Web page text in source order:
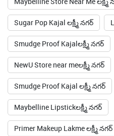
Smudge Proof Kajal లక్ష్మీ నగర్
Maybelline Lipstickలక్ష్మీ నగర్
Primer Makeup Lakme లక్ష్మీ నగర్
Nail Polish Remover లక్ష్మీ నగర్
Best beauty shops near me లక్ష్మీ
Cosmetic store near me లక్ష్మీ